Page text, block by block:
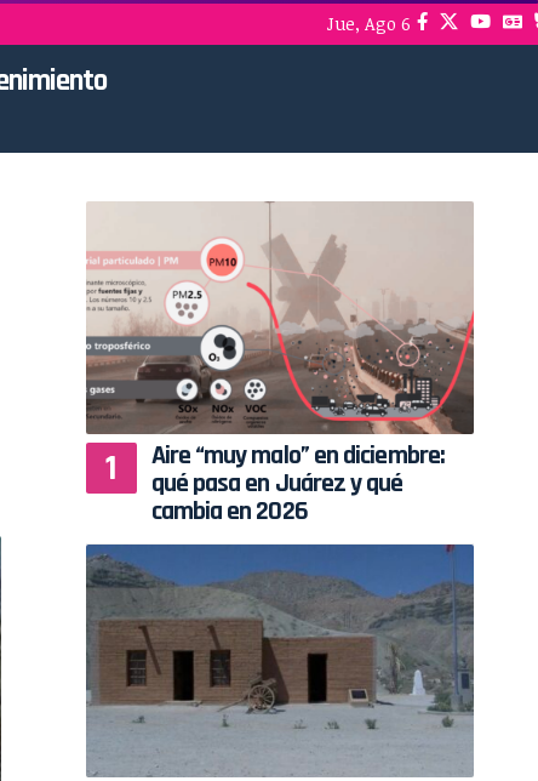
Jue, Ago 6
Aire “muy malo” en diciembre:
qué pasa en Juárez y qué
cambia en 2026